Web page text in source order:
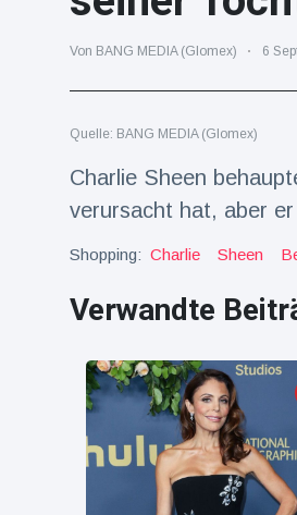
Nachrichten
"Das alte
England":
Fans
frustriert
Aus
16 Juli
76
Aufrufe
Sorge um
nimmt
glückliche
Wendung
16 Juli
51
Aufrufe
Vor WM-
Finale:
Rauch-
Warnung
16 Juli
Aufrufe
Von BANG MEDIA (Glomex) 6
Quelle: BANG MEDIA (Glomex)
Charlie Sheen
verursacht hat, aber
Shopping: Charlie Sheen
Verwandte